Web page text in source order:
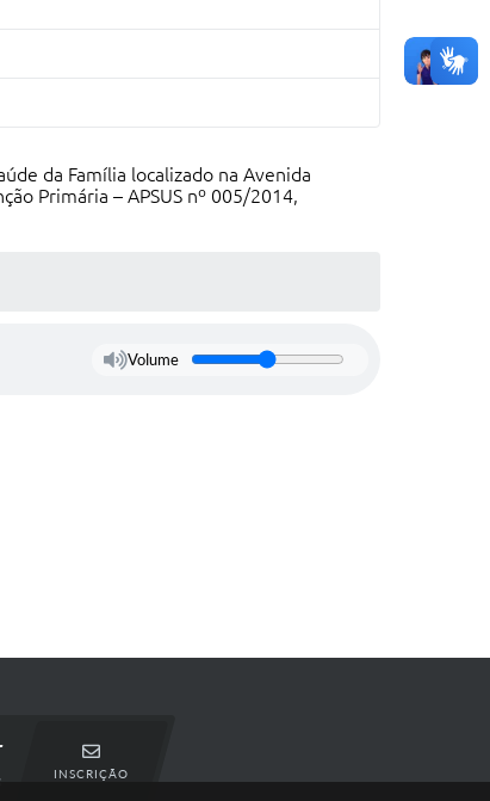
da Família localizado na Avenida
Primária – APSUS nº 005/2014,
Volume
INSCRIÇÃO